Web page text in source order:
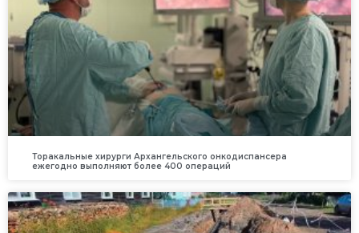
Торакальные хирурги Архангельского онкодиспансера
ежегодно выполняют более 400 операций